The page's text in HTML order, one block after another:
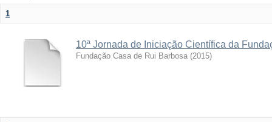
1
10ª Jornada de Iniciação Científica da
Fundação Casa de Rui Barbosa (2015)